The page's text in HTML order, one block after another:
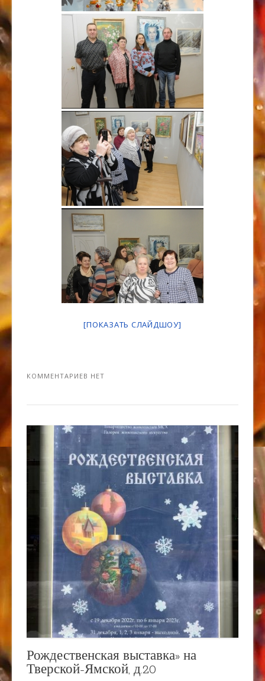
[ПОКАЗАТЬ СЛАЙДШОУ]
КОММЕНТАРИЕВ НЕТ
Рождественская выставка» на
Тверской-Ямской, д.20